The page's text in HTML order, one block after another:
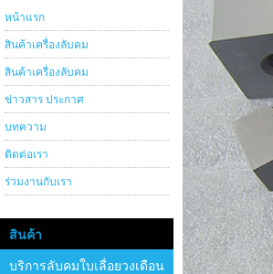
หน้าแรก
สินค้าเครื่องลับคม
สินค้าเครื่องลับคม
ข่าวสาร ประกาศ
บทความ
ติดต่อเรา
ร่วมงานกับเรา
สินค้า
บริการลับคมใบเลื่อยวงเดือน